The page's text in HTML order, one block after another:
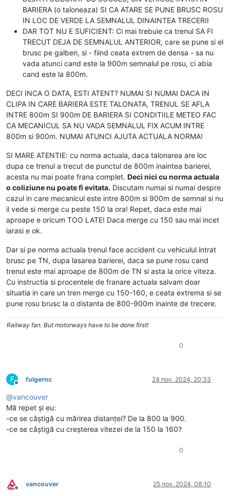
BARIERA (o taloneaza) SI CA ATARE SE PUNE BRUSC ROSU
IN LOC DE VERDE LA SEMNALUL DINAINTEA TRECERII
DAR TOT NU E SUFICIENT: Ci mai trebuie ca trenul SA FI
TRECUT DEJA DE SEMNALUL ANTERIOR, care se pune si el
brusc pe galben, si - fiind ceata extrem de densa - sa nu
vada atunci cand este la 900m semnalul pe rosu, ci abia
cand este la 800m.
DECI INCA O DATA, ESTI ATENT? NUMAI SI NUMAI DACA IN
CLIPA IN CARE BARIERA ESTE TALONATA, TRENUL SE AFLA
INTRE 800m SI 900m DE BARIERA SI CONDITIILE METEO FAC
CA MECANICUL SA NU VADA SEMNALUL FIX ACUM INTRE
800m si 900m. NUMAI ATUNCI AJUTA ACTUALA NORMA!
SI MARE ATENTIE: cu norma actuala, daca talonarea are loc
dupa ce trenul a trecut de punctul de 800m inaintea barierei,
acesta nu mai poate frana complet. Deci nici cu norma actuala
o coliziune nu poate fi evitata. Discutam numai si numai despre
cazul in care mecanicul este intre 800m si 900m de semnal si nu
il vede si merge cu peste 150 la ora! Repet, daca este mai
aproape e oricum TOO LATE! Daca merge cu 150 sau mai incet
iarasi e ok.
Dar si pe norma actuala trenul face accident cu vehiculul intrat
brusc pe TN, dupa lasarea barierei, daca se pune rosu cand
trenul este mai aproape de 800m de TN si asta la orice viteza.
Cu instructia si procentele de franare actuala salvam doar
situatia in care un tren merge cu 150-160, e ceata extrema si se
pune rosu brusc la o distanta de 800-900m inainte de trecere.
Railway fan. But motorways have to be done first!
0
F
Deconectat
fulgernc 24 nov. 2024, 20:33
@vancouver
Mă repet și eu:
-ce se câștigă cu mărirea distanței? De la 800 la 900.
-ce se câștigă cu creșterea vitezei de la 150 la 160?
0
Deconectat
vancouver 25 nov. 2024, 08:10